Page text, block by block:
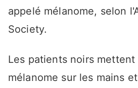
appelé mélanome, selon
Society.
Les patients noirs
mélanome sur les mains